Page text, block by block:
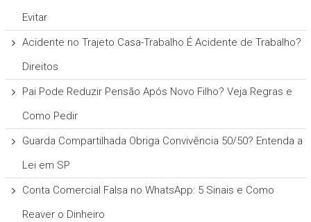
Evitar
Acidente no Trajeto Casa-Trabalho É Acidente de Trabalho?
Direitos
Pai Pode Reduzir Pensão Após Novo Filho? Veja Regras e
Como Pedir
Guarda Compartilhada Obriga Convivência 50/50? Entenda a
Lei em SP
Conta Comercial Falsa no WhatsApp: 5 Sinais e Como
Reaver o Dinheiro